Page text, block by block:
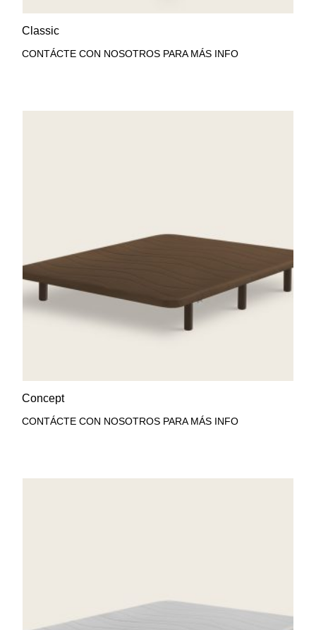
VISTA RÁPIDA
Classic
CONTÁCTE CON NOSOTROS PARA MÁS INFO
VISTA RÁPIDA
Concept
CONTÁCTE CON NOSOTROS PARA MÁS INFO